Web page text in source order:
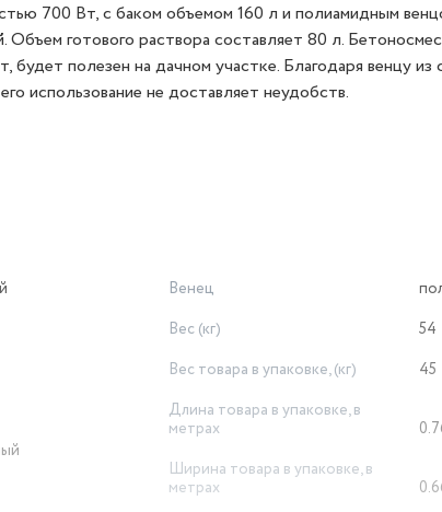
700 Вт, с баком объемом 160 л и полиамидным
готового раствора составляет 80 л.
полезен на дачном участке. Благодаря венцу из
использование не доставляет неудобств.
Венец
Вес (кг)
54
Вес товара в упаковке, (кг)
45
Длина товара в упаковке, в
метрах
Ширина товара в упаковке, в
метрах